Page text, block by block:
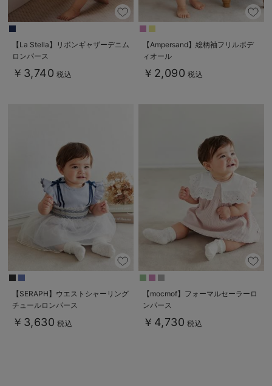
【La Stella】リボンギャザーデニム
ロンパース
￥3,740 税込
【Ampersand】総柄袖フリルボデ
ィオール
￥2,090 税込
【SERAPH】ウエストシャーリング
チュールロンパース
￥3,630 税込
【mocmof】フォーマルセーラーロ
ンパース
￥4,730 税込